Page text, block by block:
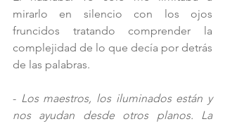
mirarlo en silencio con los ojos
fruncidos tratando comprender la
complejidad de lo que decía por detrás
de las palabras.
- Los maestros, los iluminados están y
nos ayudan desde otros planos. La